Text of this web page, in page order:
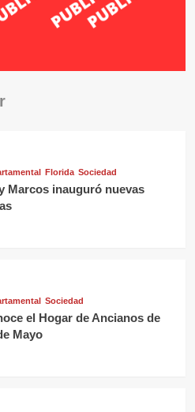
Florida Sociedad
Marcos inauguró nuevas
Sociedad
el Hogar de Ancianos de
Mayo